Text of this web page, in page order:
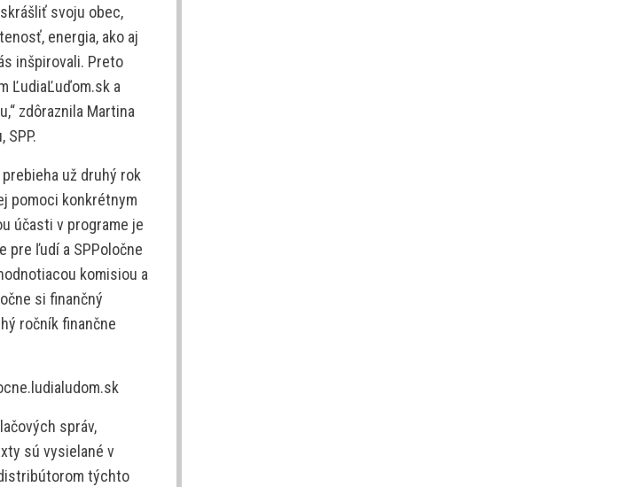
svoju obec,
energia, ako aj
inšpirovali. Preto
ĽudiaĽuďom.sk a
zdôraznila Martina
SPP.
už druhý rok
pomoci konkrétnym
účasti v programe je
pre ľudí a SPPoločne
komisiou a
si finančný
ročník finančne
správ,
sú vysielané v
týchto